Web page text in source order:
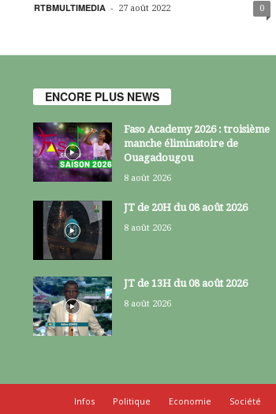
RTBMULTIMEDIA - 27 août 2022 0
ENCORE PLUS NEWS
Faso Academy 2026 : troisième
manche éliminatoire de
Ouagadougou
8 août 2026
JT de 20H du 08 août 2026
8 août 2026
JT de 13H du 08 août 2026
8 août 2026
Infos Politique Economie Société